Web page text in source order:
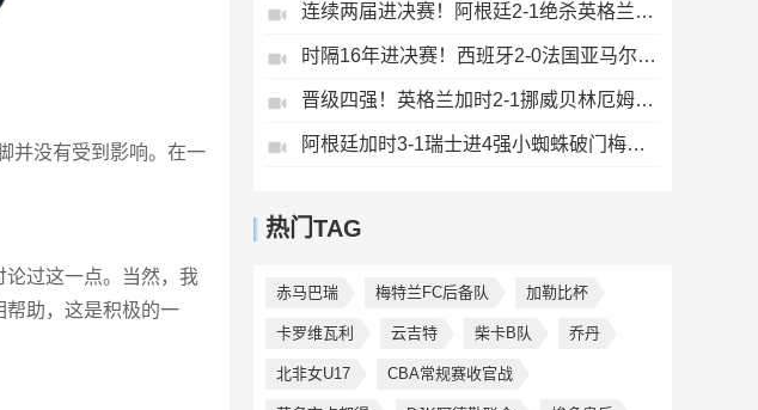
并没有受到影响。在一
过这一点。当然，我
帮助，这是积极的一
连续两届进决赛！阿根廷2-1绝杀英格兰劳塔罗恩佐破门梅西两助攻
时隔16年进决赛！西班牙2-0法国亚马尔造点奥亚萨瓦尔、波罗破门
晋级四强！英格兰加时2-1挪威贝林厄姆连场双响谢尔德鲁普破门
阿根廷加时3-1瑞士进4强小蜘蛛破门梅西助攻麦卡恩博洛假摔染红
热门TAG
赤马巴瑞 梅特兰FC后备队 加勒比杯
卡罗维瓦利 云吉特 柴卡B队 乔丹
北非女U17 CBA常规赛收官战